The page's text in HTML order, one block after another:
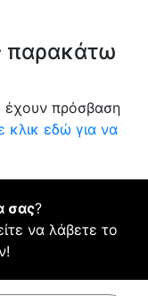
παρακάτω
έχουν πρόσβαση
κλικ εδώ για να
σας?
να λάβετε το